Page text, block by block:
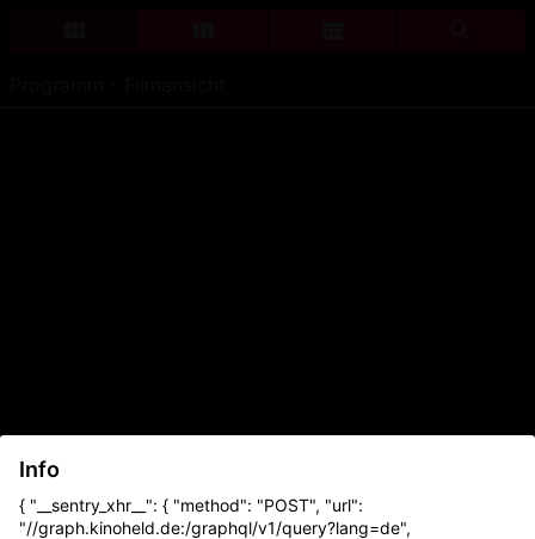
Info
{ "__sentry_xhr__": { "method": "POST", "url":
"//graph.kinoheld.de:/graphql/v1/query?lang=de",